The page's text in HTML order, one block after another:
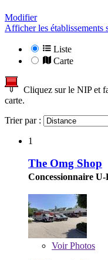
Modifier
Afficher les établissements
Liste
Carte
Cliquez sur le NIP et
carte.
Trier par :
1
The Omg Shop
Concessionnaire
VoirPhotos